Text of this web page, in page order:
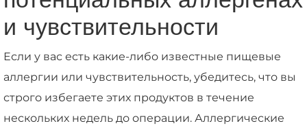
и чувствительности
Если у вас есть какие-либо известные пищевые
аллергии или чувствительность, убедитесь, что вы
строго избегаете этих продуктов в течение
нескольких недель до операции. Аллергические